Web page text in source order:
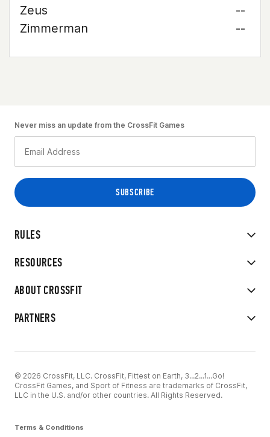
Zeus
--
Zimmerman
--
RULES
RESOURCES
ABOUT CROSSFIT
PARTNERS
Never miss an update from the CrossFit Games
© 2026 CrossFit, LLC. CrossFit, Fittest on Earth, 3...2...1...Go!
CrossFit Games, and Sport of Fitness are trademarks of CrossFit,
LLC in the U.S. and/or other countries. All Rights Reserved.
Terms & Conditions